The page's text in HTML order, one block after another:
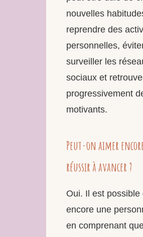
nouvelles
reprendre des
personnelles,
surveiller les
sociaux et
progressivement
motivants.
Peut-on aimer
réussir à avancer ?
Oui. Il est possible
encore une
en comprenant